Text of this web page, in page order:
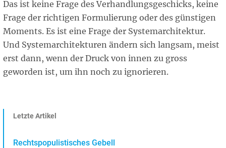
Das ist keine Frage des Verhandlungsgeschicks, keine
Frage der richtigen Formulierung oder des günstigen
Moments. Es ist eine Frage der Systemarchitektur.
Und Systemarchitekturen ändern sich langsam, meist
erst dann, wenn der Druck von innen zu gross
geworden ist, um ihn noch zu ignorieren.
Letzte Artikel
Rechtspopulistisches Gebell